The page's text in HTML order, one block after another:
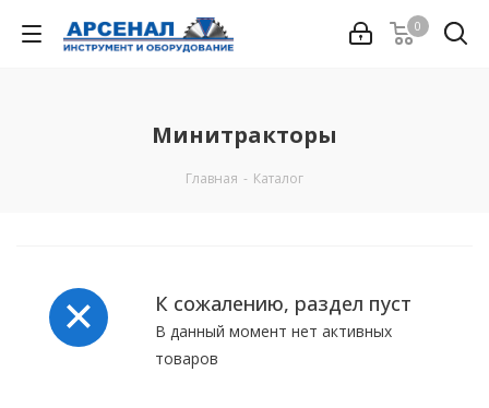
0
Минитракторы
Главная - Каталог
К сожалению, раздел пуст
В данный момент нет активных
товаров